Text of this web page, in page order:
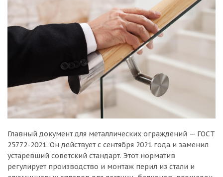
Главный документ для металлических ограждений — ГОСТ
25772-2021. Он действует с сентября 2021 года и заменил
устаревший советский стандарт. Этот норматив
регулирует производство и монтаж перил из стали и